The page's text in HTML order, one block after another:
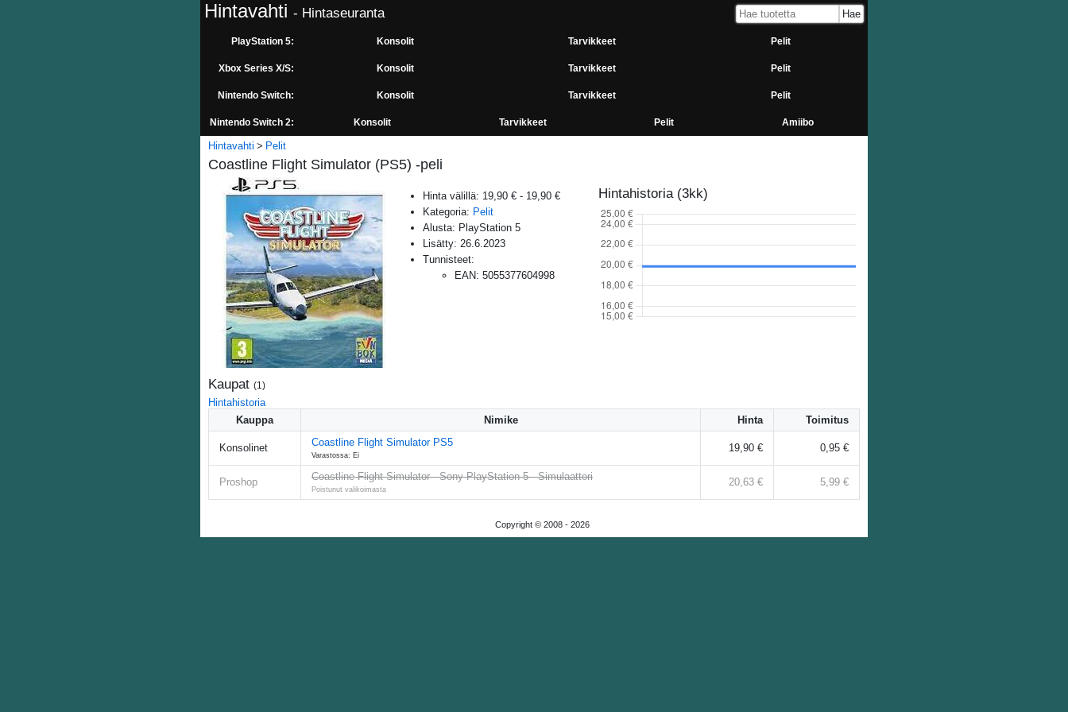
Hintavahti - Hintaseuranta
PlayStation 5: Konsolit Tarvikkeet Pelit
Xbox Series X/S: Konsolit Tarvikkeet Pelit
Nintendo Switch: Konsolit Tarvikkeet Pelit
Nintendo Switch 2: Konsolit Tarvikkeet Pelit Amiibo
Hintavahti Pelit
Coastline Flight Simulator (PS5) -peli
Hinta välillä: 19,90 € - 19,90 €
Kategoria: Pelit
Alusta: PlayStation 5
Lisätty: 26.6.2023
Tunnisteet:
EAN: 5055377604998
Hintahistoria (3kk)
Kaupat (1 )
Hintahistoria
Kauppa
Nimike Hinta Toimitus
Konsolinet Coastline Flight Simulator PS5
Varastossa: Ei
19,90 € 0,95 €
Proshop Coastline Flight Simulator - Sony PlayStation 5 - Simulaattori
Poistunut valikoimasta
20,63 € 5,99 €
Copyright © 2008 - 2026